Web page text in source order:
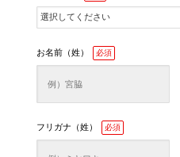
お名前（姓） 必須
フリガナ（姓） 必須